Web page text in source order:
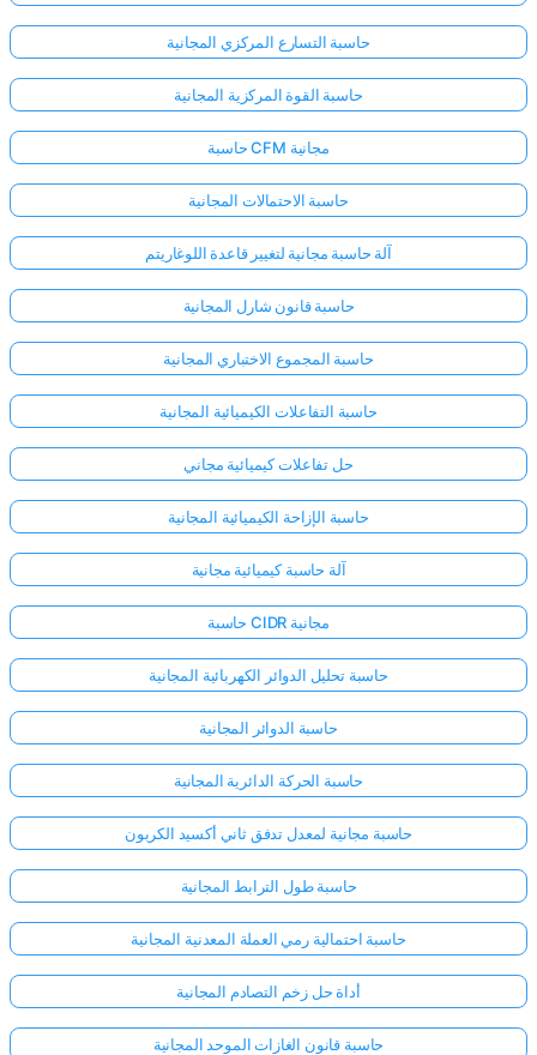
حاسبة التسارع المركزي المجانية
حاسبة القوة المركزية المجانية
حاسبة CFM مجانية
حاسبة الاحتمالات المجانية
آلة حاسبة مجانية لتغيير قاعدة اللوغاريتم
حاسبة قانون شارل المجانية
حاسبة المجموع الاختباري المجانية
حاسبة التفاعلات الكيميائية المجانية
حل تفاعلات كيميائية مجاني
حاسبة الإزاحة الكيميائية المجانية
آلة حاسبة كيميائية مجانية
حاسبة CIDR مجانية
حاسبة تحليل الدوائر الكهربائية المجانية
حاسبة الدوائر المجانية
حاسبة الحركة الدائرية المجانية
حاسبة مجانية لمعدل تدفق ثاني أكسيد الكربون
حاسبة طول الترابط المجانية
حاسبة احتمالية رمي العملة المعدنية المجانية
أداة حل زخم التصادم المجانية
حاسبة قانون الغازات الموحد المجانية